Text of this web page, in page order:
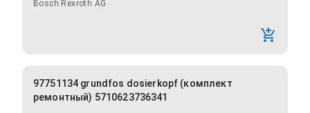
Bosch Rexroth AG
97751134 grundfos dosierkopf (комплект
ремонтный) 5710623736341